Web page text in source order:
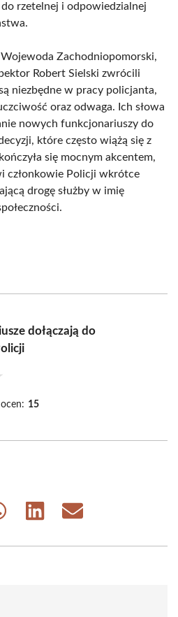
rzetelnej i odpowiedzialnej
Zachodniopomorski,
Robert Sielski zwrócili
niezbędne w pracy policjanta,
oraz odwaga. Ich słowa
nowych funkcjonariuszy do
które często wiążą się z
się mocnym akcentem,
członkowie Policji wkrótce
drogę służby w imię
dołączają do
15
Share
Share